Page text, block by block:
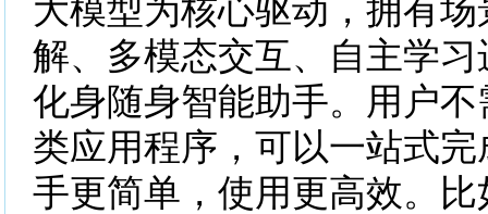
大模型为核心驱动，拥有
解、多模态交互、自主学
化身随身智能助手。用户
类应用程序，可以一站式
手更简单，使用更高效。